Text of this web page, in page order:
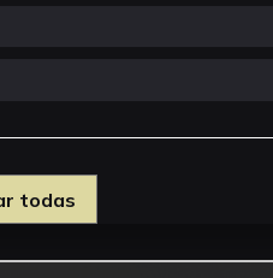
todas